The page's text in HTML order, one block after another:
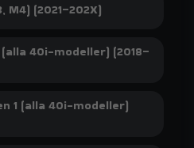
framtagna för förare
riktar sig till dig som söker en
värmehantering säkerställer
konsekvent prestanda, oavsett
eller en klassisk
M4) (2021–202X)
(alla 40i-modeller) (2018–
1 (alla 40i-modeller)